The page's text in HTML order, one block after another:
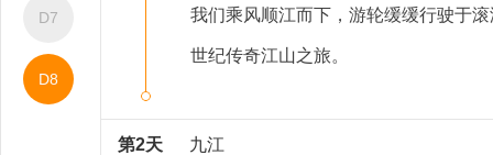
D7
D8
我们乘风顺江而下 ，游轮缓缓行驶于
世纪传奇江山之旅。
第2天 九江